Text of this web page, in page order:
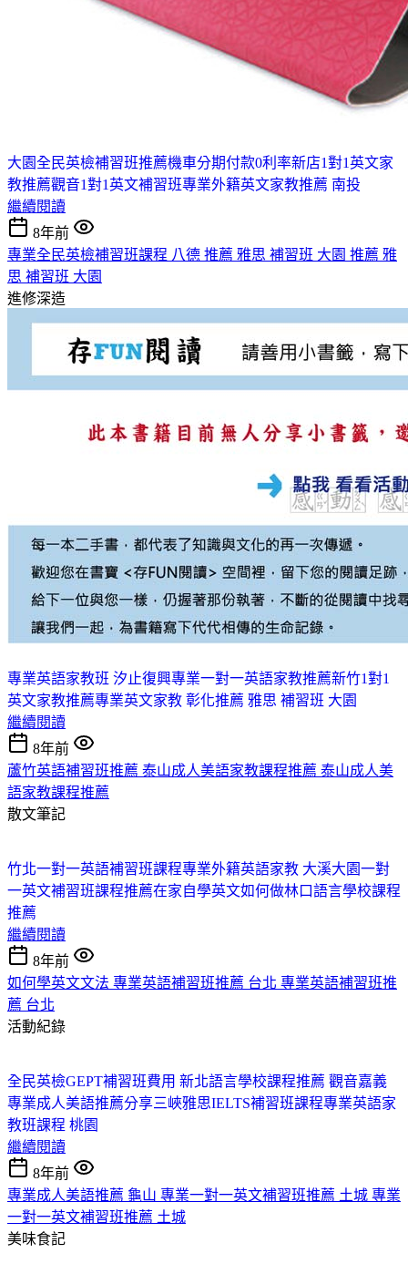
大園全民英檢補習班推薦機車分期付款0利率新店1對1英文家
教推薦觀音1對1英文補習班專業外籍英文家教推薦 南投
繼續閱讀
8年前
專業全民英檢補習班課程 八德 推薦 雅思 補習班 大園 推薦 雅
思 補習班 大園
進修深造
專業英語家教班 汐止復興專業一對一英語家教推薦新竹1對1
英文家教推薦專業英文家教 彰化推薦 雅思 補習班 大園
繼續閱讀
8年前
蘆竹英語補習班推薦 泰山成人美語家教課程推薦 泰山成人美
語家教課程推薦
散文筆記
竹北一對一英語補習班課程專業外籍英語家教 大溪大園一對
一英文補習班課程推薦在家自學英文如何做林口語言學校課程
推薦
繼續閱讀
8年前
如何學英文文法 專業英語補習班推薦 台北 專業英語補習班推
薦 台北
活動紀錄
全民英檢GEPT補習班費用 新北語言學校課程推薦 觀音嘉義
專業成人美語推薦分享三峽雅思IELTS補習班課程專業英語家
教班課程 桃園
繼續閱讀
8年前
專業成人美語推薦 龜山 專業一對一英文補習班推薦 土城 專業
一對一英文補習班推薦 土城
美味食記